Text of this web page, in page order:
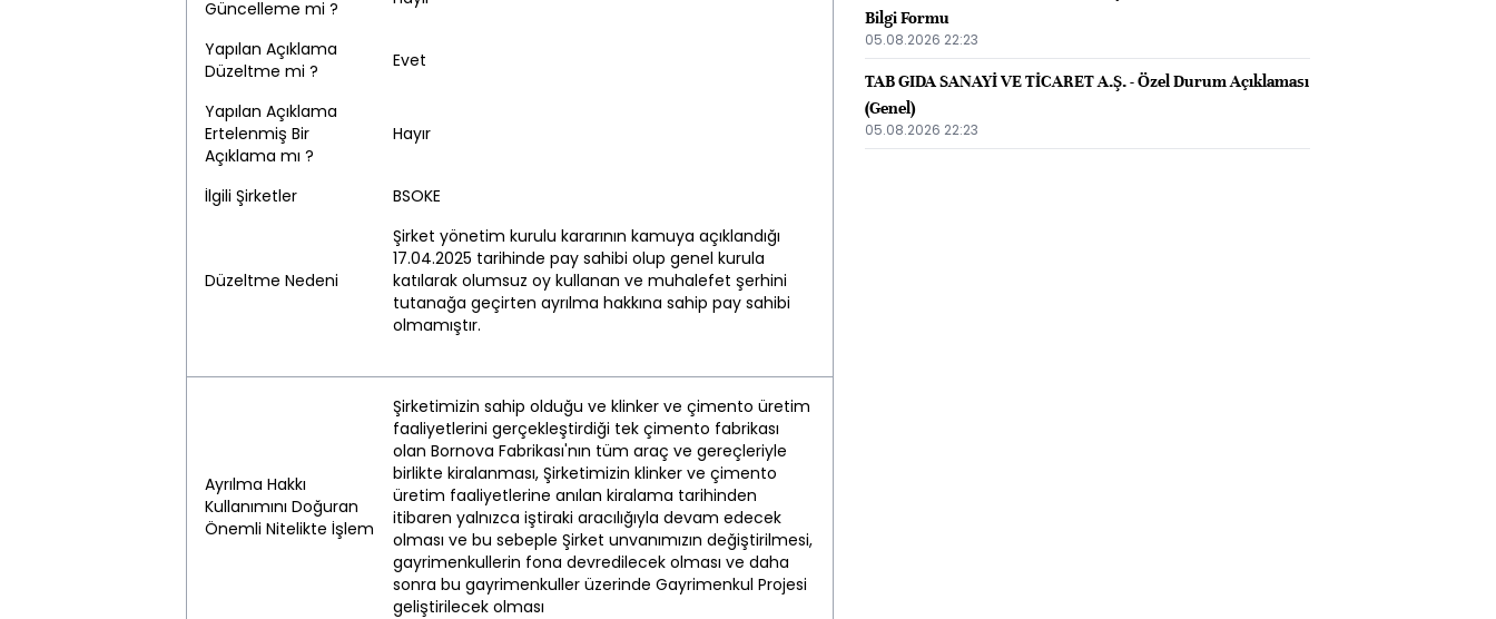
Güncelleme mi ?
Yapılan Açıklama
Düzeltme mi ?
Evet
Yapılan Açıklama
Ertelenmiş Bir
Açıklama mı ?
Hayır
İlgili Şirketler BSOKE
Düzeltme Nedeni
Şirket yönetim kurulu kararının kamuya açıklandığı
17.04.2025 tarihinde pay sahibi olup genel kurula
katılarak olumsuz oy kullanan ve muhalefet şerhini
tutanağa geçirten ayrılma hakkına sahip pay sahibi
olmamıştır.
Ayrılma Hakkı
Kullanımını Doğuran
Önemli Nitelikte İşlem
Şirketimizin sahip olduğu ve klinker ve çimento üretim
faaliyetlerini gerçekleştirdiği tek çimento fabrikası
olan Bornova Fabrikası'nın tüm araç ve gereçleriyle
birlikte kiralanması, Şirketimizin klinker ve çimento
üretim faaliyetlerine anılan kiralama tarihinden
itibaren yalnızca iştiraki aracılığıyla devam edecek
olması ve bu sebeple Şirket unvanımızın değiştirilmesi,
gayrimenkullerin fona devredilecek olması ve daha
sonra bu gayrimenkuller üzerinde Gayrimenkul Projesi
geliştirilecek olması
Bilgi Formu
05.08.2026 22:23
TAB GIDA SANAYİ VE TİCARET A.Ş. - Özel Durum Açıklaması
(Genel)
05.08.2026 22:23